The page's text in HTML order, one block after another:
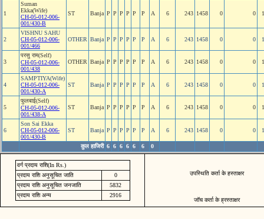
1
Suman
Ekka(Wife)
CH-05-012-006-
001/430-B
ST Banja P P P P P P A 6 243 1458 0 0
2
VISHNU SAHU
CH-05-012-006-
001/466
OTHER Banja P P P P P P A 6 243 1458 0 0
3
परसु राम(Self)
CH-05-012-006-
001/438
OTHER Banja P P P P P P A 6 243 1458 0 0
4
SAMPTIYA(Wife)
CH-05-012-006-
001/430-A
ST Banja P P P P P P A 6 243 1458 0 0
5
फुलबाई(Self)
CH-05-012-006-
001/438-A
ST Banja P P P P P P A 6 243 1458 0 0
6
Son Sai Ekka
CH-05-012-006-
001/430-B
ST Banja P P P P P P A 6 243 1458 0 0
कुल हाजिरी 6 6 6 6 6 6 0
वर्ग प्रदाय राशि(In Rs.)
प्रदाय राशि अनुसूचित जाति
0
प्रदाय राशि अनुसूचित जनजाति
5832
प्रदाय राशि अन्य
2916
उपस्थिति कर्ता के हस्ताक्षर
जॉच कर्ता के ह्रस्ताक्षर